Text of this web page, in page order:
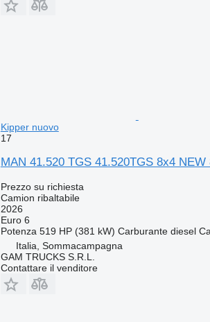
Kipper nuovo
17
MAN 41.520 TGS 41.520TGS 8x4 NEW
Prezzo su richiesta
Camion ribaltabile
2026
Euro 6
Potenza 519 HP (381 kW) Carburante diesel
Italia, Sommacampagna
GAM TRUCKS S.R.L.
Contattare il venditore